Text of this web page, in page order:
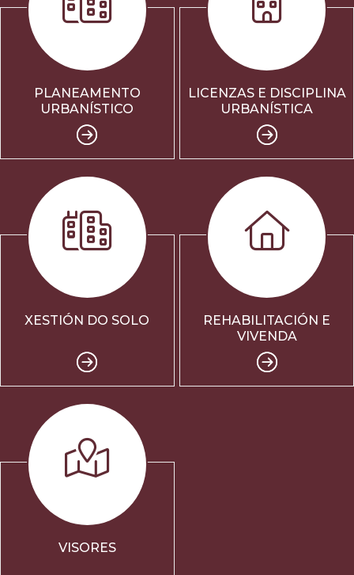
PLANEAMENTO
URBANÍSTICO
LICENZAS E DISCIPLINA
URBANÍSTICA
XESTIÓN DO SOLO
REHABILITACIÓN E
VIVENDA
VISORES